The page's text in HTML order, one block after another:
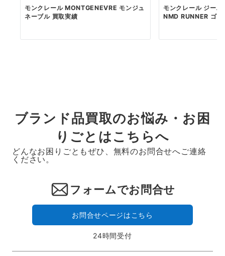
モンクレール MONTGENEVRE モンジュ
ネーブル 買取実績
モンクレール ジー
NMD RUNNER ゴ
ブランド品買取のお悩み・お困
りごとはこちらへ
どんなお困りごともぜひ、無料のお問合せへご連絡
ください。
フォームでお問合せ
お問合せページはこちら
24時間受付